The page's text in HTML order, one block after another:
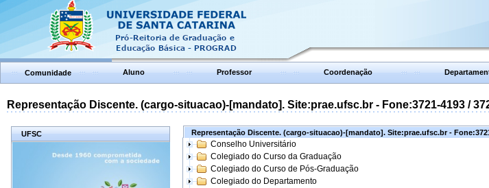
Comunidade Aluno Professor Coordenação
Representação Discente. (cargo-situacao)-[mandato]. Site:prae.ufsc.br - Fone:3721-4193 /
UFSC Representação Discente. (cargo-situacao)-[mandato]. Site:prae.ufsc.br -
Conselho Universitário
Colegiado do Curso da Graduação
Colegiado do Curso de Pós-Graduação
Colegiado do Departamento